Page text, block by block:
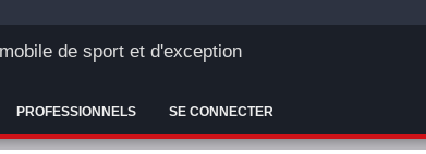
de sport et d'exception
PROFESSIONNELS SE CONNECTER